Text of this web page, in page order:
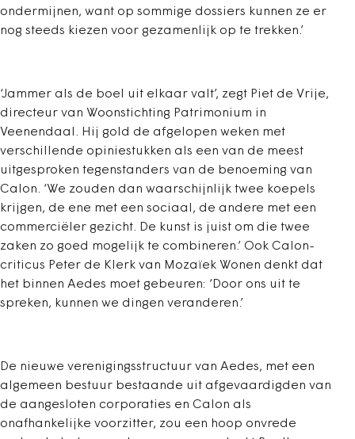
ondermijnen, want op sommige dossiers kunnen ze er
nog steeds kiezen voor gezamenlijk op te trekken.’
‘Jammer als de boel uit elkaar valt’, zegt Piet de Vrije,
directeur van Woonstichting Patrimonium in
Veenendaal. Hij gold de afgelopen weken met
verschillende opiniestukken als een van de meest
uitgesproken tegenstanders van de benoeming van
Calon. ‘We zouden dan waarschijnlijk twee koepels
krijgen, de ene met een sociaal, de andere met een
commerciëler gezicht. De kunst is juist om die twee
zaken zo goed mogelijk te combineren.’ Ook Calon-
criticus Peter de Klerk van Mozaïek Wonen denkt dat
het binnen Aedes moet gebeuren: ‘Door ons uit te
spreken, kunnen we dingen veranderen.’
De nieuwe verenigingsstructuur van Aedes, met een
algemeen bestuur bestaande uit afgevaardigden van
de aangesloten corporaties en Calon als
onafhankelijke voorzitter, zou een hoop onvrede